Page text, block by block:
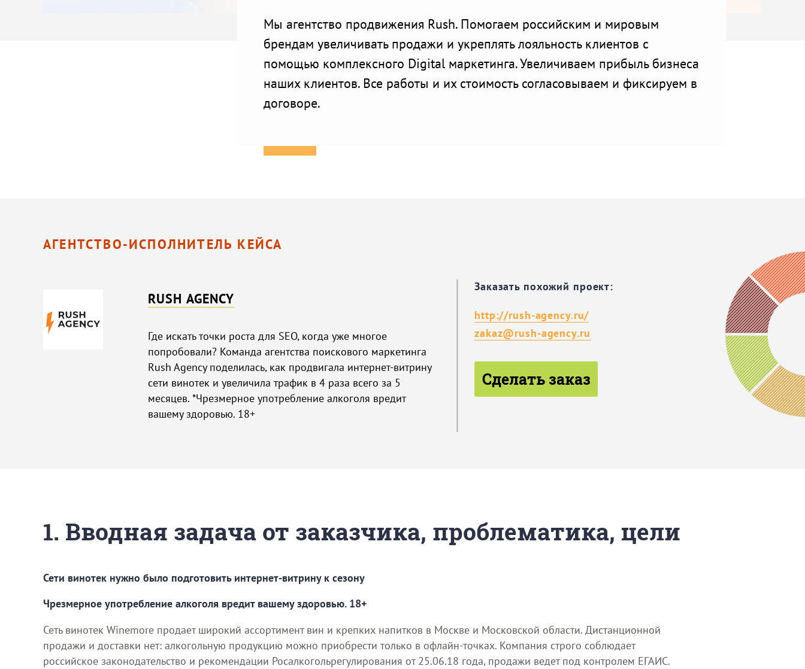
Мы агентство продвижения Rush. Помогаем российским и мировым
брендам увеличивать продажи и укреплять лояльность клиентов с
помощью комплексного Digital маркетинга. Увеличиваем прибыль бизнеса
наших клиентов. Все работы и их стоимость согласовываем и фиксируем в
договоре.
АГЕНТСТВО-ИСПОЛНИТЕЛЬ КЕЙСА
RUSH AGENCY
Где искать точки роста для SEO, когда уже многое
попробовали? Команда агентства поискового маркетинга
Rush Agency поделилась, как продвигала интернет-витрину
сети винотек и увеличила трафик в 4 раза всего за 5
месяцев. *Чрезмерное употребление алкоголя вредит
вашему здоровью. 18+
Заказать похожий проект:
http://rush-agency.ru/
zakaz@rush-agency.ru
Сделать заказ
1. Вводная задача от заказчика, проблематика, цели
Сети винотек нужно было подготовить интернет-витрину к сезону
Чрезмерное употребление алкоголя вредит вашему здоровью. 18+
Сеть винотек Winemore продает широкий ассортимент вин и крепких напитков в Москве и Московской области. Дистанционной
продажи и доставки нет: алкогольную продукцию можно приобрести только в офлайн-точках. Компания строго соблюдает
российское законодательство и рекомендации Росалкогольрегулирования от 25.06.18 года, продажи ведет под контролем ЕГАИС.